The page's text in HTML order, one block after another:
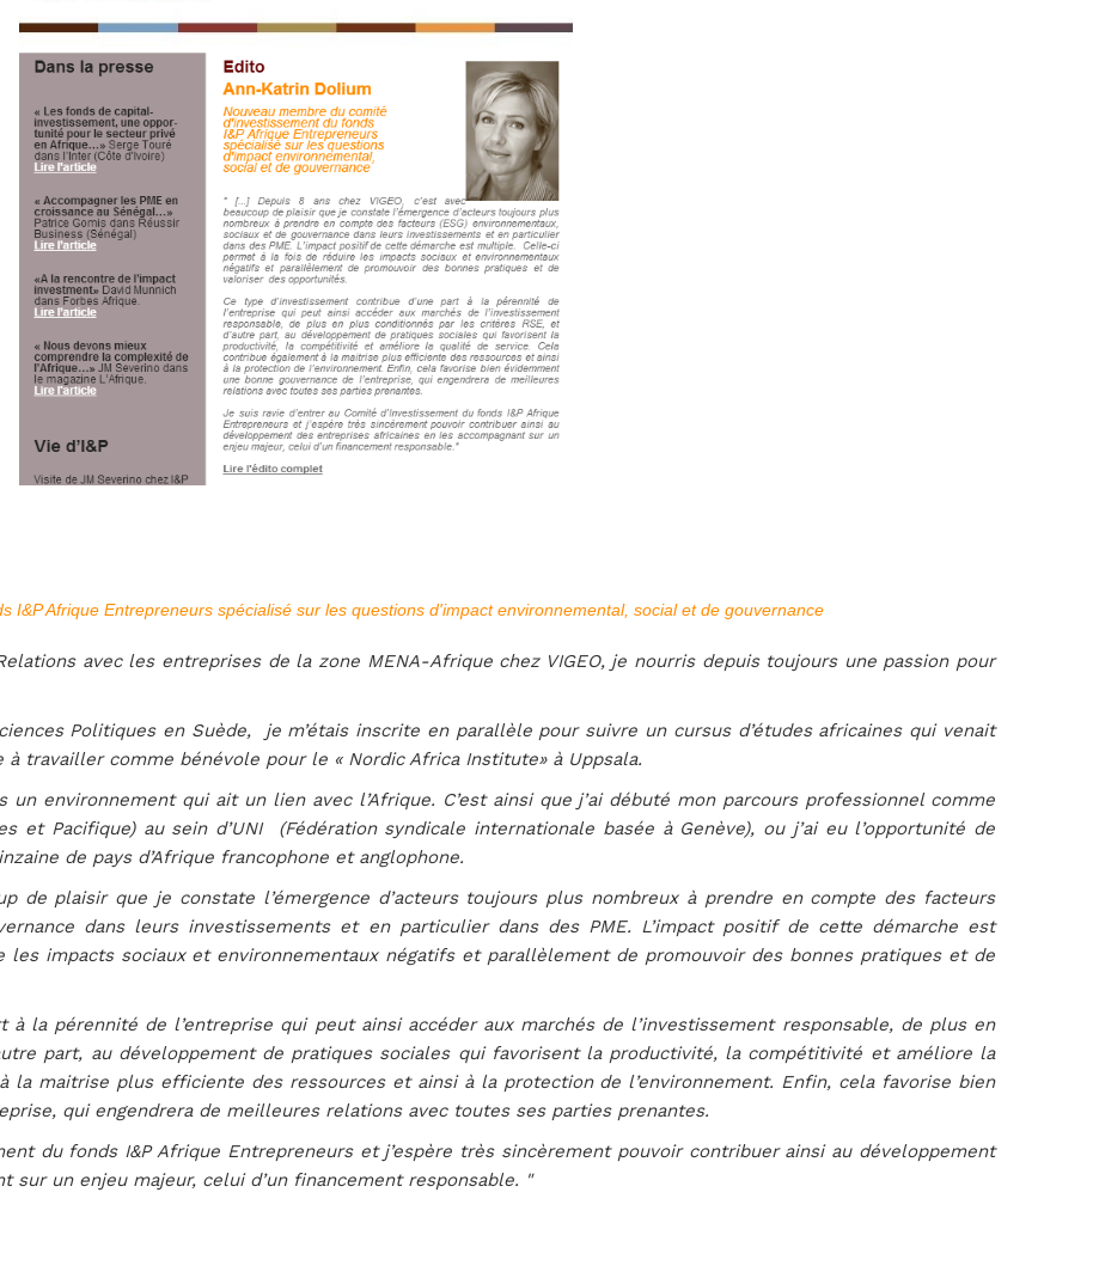
I&P Afrique Entrepreneurs spécialisé sur les questions d'impact environnemental, social et de gouvernance
avec les entreprises de la zone MENA-Afrique chez VIGEO, je nourris depuis toujours une passion pour
Politiques en Suède, je m’étais inscrite en parallèle pour suivre un cursus d’études africaines qui venait
à travailler comme bénévole pour le « Nordic Africa Institute» à Uppsala.
environnement qui ait un lien avec l’Afrique. C’est ainsi que j’ai débuté mon parcours professionnel comme
et Pacifique) au sein d’UNI (Fédération syndicale internationale basée à Genève), ou j’ai eu l’opportunité de
de pays d’Afrique francophone et anglophone.
de plaisir que je constate l’émergence d’acteurs toujours plus nombreux à prendre en compte des facteurs
dans leurs investissements et en particulier dans des PME. L’impact positif de cette démarche est
impacts sociaux et environnementaux négatifs et parallèlement de promouvoir des bonnes pratiques et de
à la pérennité de l’entreprise qui peut ainsi accéder aux marchés de l’investissement responsable, de plus en
part, au développement de pratiques sociales qui favorisent la productivité, la compétitivité et améliore la
la maitrise plus efficiente des ressources et ainsi à la protection de l’environnement. Enfin, cela favorise bien
qui engendrera de meilleures relations avec toutes ses parties prenantes.
du fonds I&P Afrique Entrepreneurs et j’espère très sincèrement pouvoir contribuer ainsi au développement
sur un enjeu majeur, celui d’un financement responsable. "